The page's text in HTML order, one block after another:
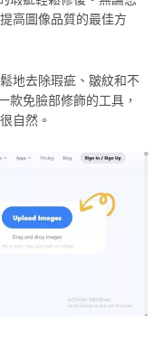
高圖像品質的最佳方
地去除瑕疵、皺紋和不
免臉部修飾的工具，
自然。